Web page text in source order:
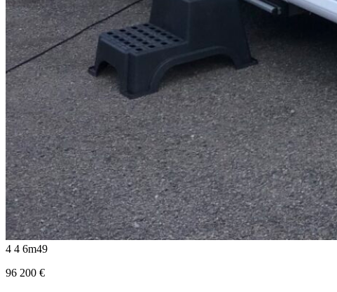
4 4 6m49
96 200 €